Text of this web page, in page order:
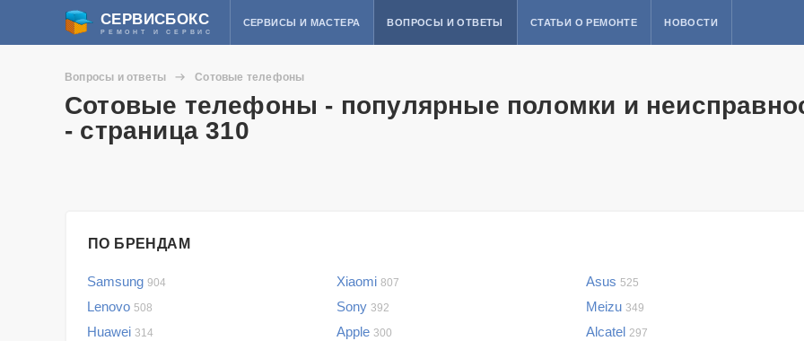
СЕРВИСБОКС
РЕМОНТ И СЕРВИС
СЕРВИСЫ И МАСТЕРА ВОПРОСЫ И ОТВЕТЫ СТАТЬИ О РЕМОНТЕ НОВОСТИ
Вопросы и ответы Сотовые телефоны
Сотовые телефоны - популярные поломки и
- страница 310
ПО БРЕНДАМ
Samsung 904 Xiaomi 807 Asus 525
Lenovo 508 Sony 392 Meizu 349
Huawei 314 Apple 300 Alcatel 297